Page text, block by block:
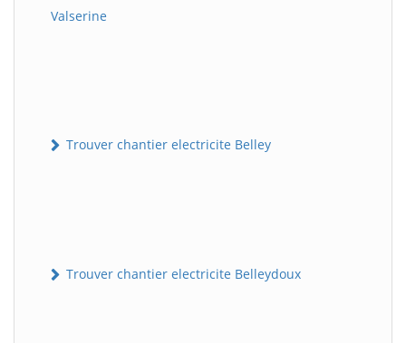
Valserine
Trouver chantier electricite Belley
Trouver chantier electricite Belleydoux